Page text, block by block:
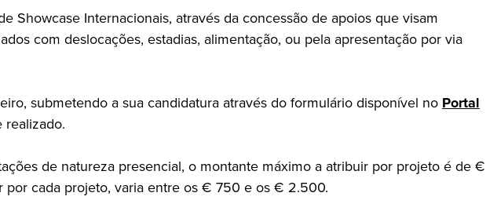
Showcase Internacionais, através da concessão de apoios que visam
com deslocações, estadias, alimentação, ou pela apresentação por via
submetendo a sua candidatura através do formulário disponível noPortal
de natureza presencial, o montante máximo a atribuir por projeto é de €
cada projeto, varia entre os € 750 e os € 2.500.